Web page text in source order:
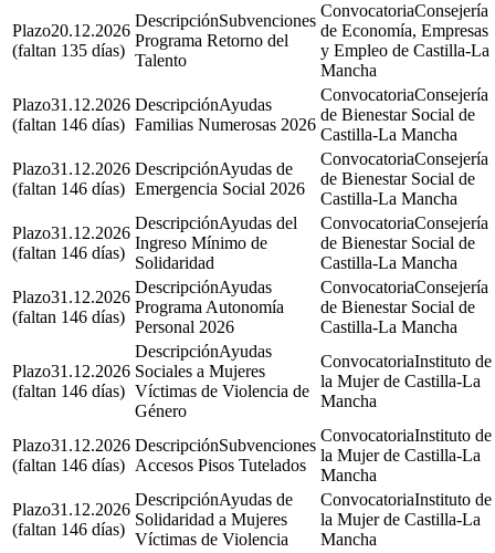
20.12.2026
(faltan 135 días)
Subvenciones
Programa Retorno del
Talento
Consejería
de Economía, Empresas
y Empleo de Castilla-La
Mancha
31.12.2026
(faltan 146 días)
Ayudas
Familias Numerosas 2026
Consejería
de Bienestar Social de
Castilla-La Mancha
31.12.2026
(faltan 146 días)
Ayudas de
Emergencia Social 2026
Consejería
de Bienestar Social de
Castilla-La Mancha
31.12.2026
(faltan 146 días)
Ayudas del
Ingreso Mínimo de
Solidaridad
Consejería
de Bienestar Social de
Castilla-La Mancha
31.12.2026
(faltan 146 días)
Ayudas
Programa Autonomía
Personal 2026
Consejería
de Bienestar Social de
Castilla-La Mancha
31.12.2026
(faltan 146 días)
Ayudas
Sociales a Mujeres
Víctimas de Violencia de
Género
Instituto de
la Mujer de Castilla-La
Mancha
31.12.2026
(faltan 146 días)
Subvenciones
Accesos Pisos Tutelados
Instituto de
la Mujer de Castilla-La
Mancha
31.12.2026
(faltan 146 días)
Ayudas de
Solidaridad a Mujeres
Víctimas de Violencia
Instituto de
la Mujer de Castilla-La
Mancha